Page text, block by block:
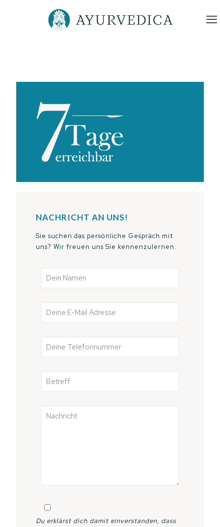
NACHRICHT AN UNS!
Sie suchen das persönliche Gespräch mit
uns? Wir freuen uns Sie kennenzulernen.
Du erklärst dich damit einverstanden, dass